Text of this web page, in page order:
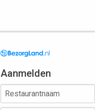
Aanmelden